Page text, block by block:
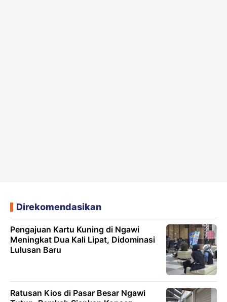
Direkomendasikan
Pengajuan Kartu Kuning di Ngawi
Meningkat Dua Kali Lipat, Didominasi
Lulusan Baru
Ratusan Kios di Pasar Besar Ngawi